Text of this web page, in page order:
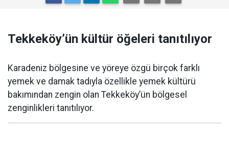
Tekkeköy’ün kültür öğeleri tanıtılıyor
Karadeniz bölgesine ve yöreye özgü birçok farklı
yemek ve damak tadıyla özellikle yemek kültürü
bakımından zengin olan Tekkeköy’ün bölgesel
zenginlikleri tanıtılıyor.